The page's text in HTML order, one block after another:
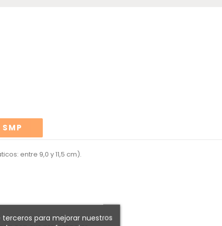
entre 9,0 y 11,5 cm).
terceros para mejorar nuestros